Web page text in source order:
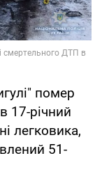
помер
17-річний
легковика,
51-